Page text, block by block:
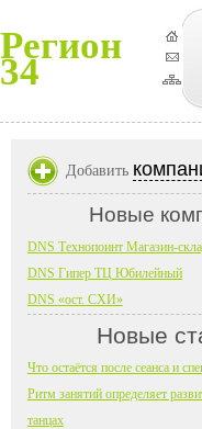
Регион
34
Добавить
Новые
DNS Технопоинт Магазин-
DNS Гипер ТЦ Юбилейный
DNS «ост. СХИ»
Новые
Что остаётся после сеанса и
Ритм занятий определяет
танцах